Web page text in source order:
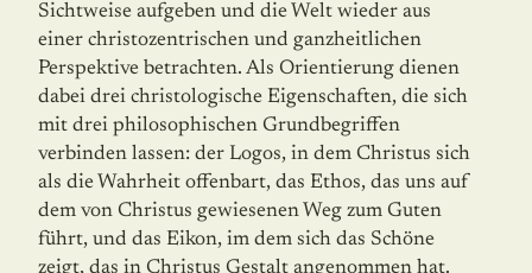
Sichtweise aufgeben und die Welt wieder aus
einer christozent­rischen und ganzheitlichen
Perspektive betrachten. Als Orientierung dienen
dabei drei christologische Eigenschaften, die sich
mit drei philosophischen Grundbegriffen
verbinden lassen: der Logos, in dem Christus sich
als die Wahrheit offenbart, das Ethos, das uns auf
dem von Christus gewiesenen Weg zum Guten
führt, und das Eikon, im dem sich das Schöne
zeigt, das in Christus Gestalt angenommen hat.